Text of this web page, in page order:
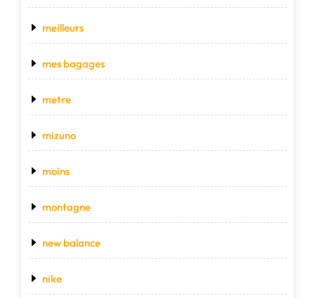
meilleurs
mes bagages
metre
mizuno
moins
montagne
new balance
nike